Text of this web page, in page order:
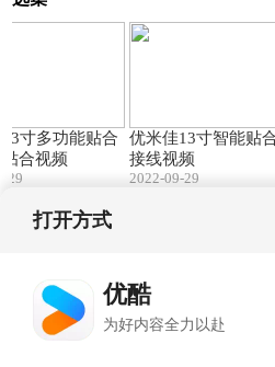
寸多功能贴合
合视频
29
优米佳13寸智能贴
接线视频
2022-09-29
打开方式
优酷
为好内容全力以赴